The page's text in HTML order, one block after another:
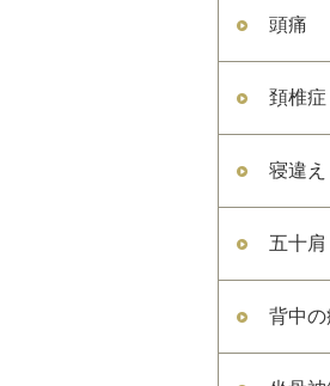
頭痛
頚椎症
寝違え
五十
背中の